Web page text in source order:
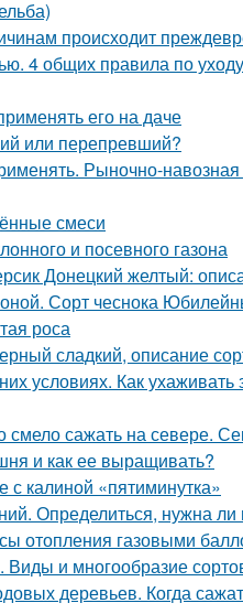
происходит
4 общих правила по
его на даче
или перепревший?
Рыночно-
смеси
и посевного газона
Донецкий желтый:
Сорт чеснока
роса
сладкий, описание
условиях. Как ухаживать
сажать на севере.
и как ее выращивать?
калиной «пятиминутка»
Определиться, нужна ли
отопления газовыми
и многообразие
деревьев. Когда